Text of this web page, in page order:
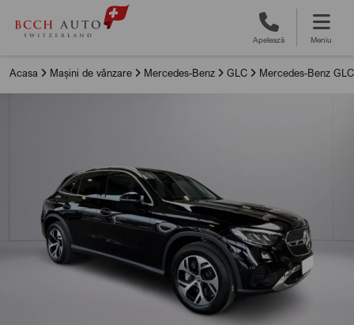
Apelează Meniu
Acasa Mașini de vânzare Mercedes-Benz GLC Mercedes-Benz